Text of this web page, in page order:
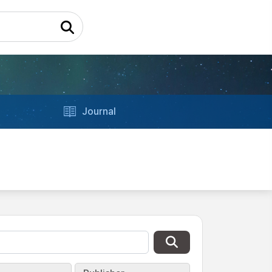
Journal